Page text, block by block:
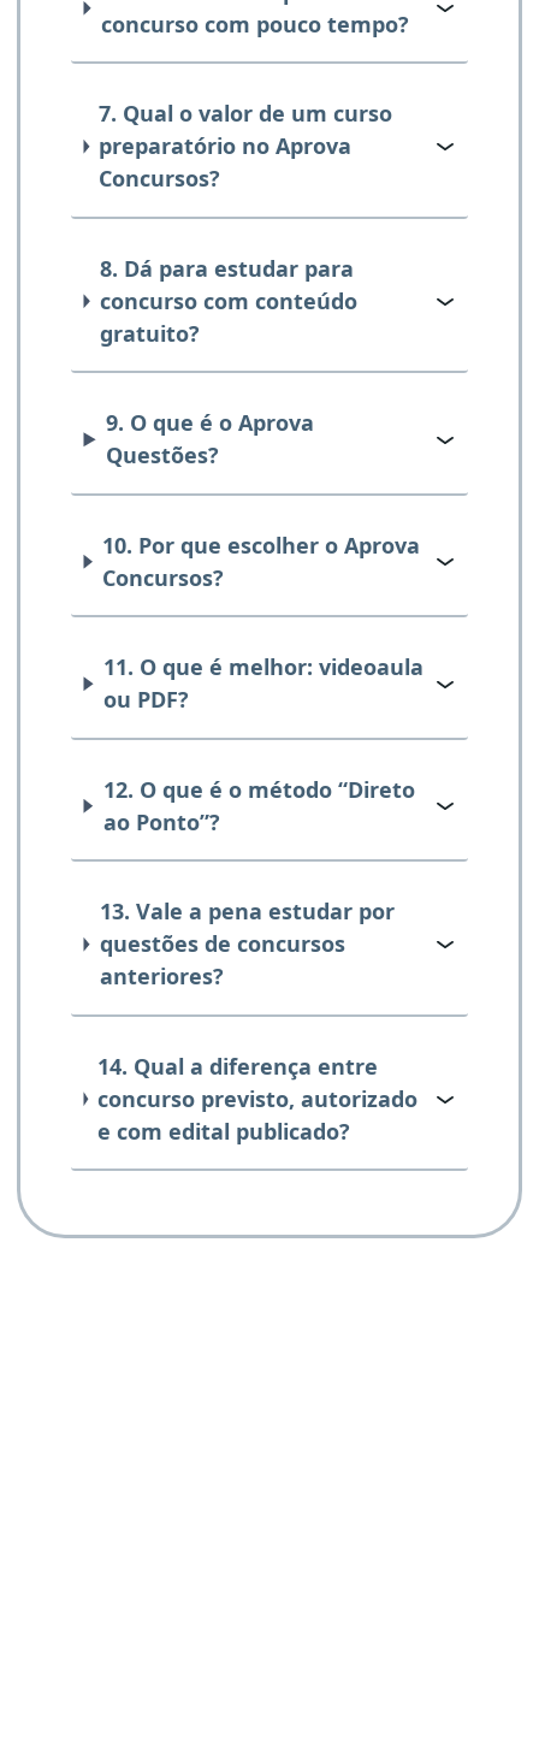
concurso com pouco tempo?
7. Qual o valor de um curso
preparatório no Aprova
Concursos?
8. Dá para estudar para
concurso com conteúdo
gratuito?
9. O que é o Aprova
Questões?
10. Por que escolher o Aprova
Concursos?
11. O que é melhor: videoaula
ou PDF?
12. O que é o método “Direto
ao Ponto”?
13. Vale a pena estudar por
questões de concursos
anteriores?
14. Qual a diferença entre
concurso previsto, autorizado
e com edital publicado?